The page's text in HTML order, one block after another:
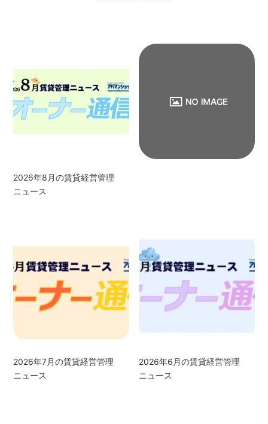
2026年8月の賃貸経営管理
ニュース
2026年7月の賃貸経営管理
ニュース
2026年6月の賃貸経営管理
ニュース